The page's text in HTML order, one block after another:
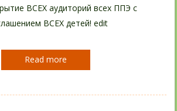
ВСЕХ аудиторий всех ППЭ с
ВСЕХ детей! edit
Read more